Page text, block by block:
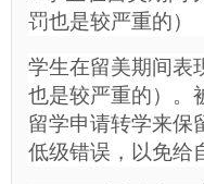
罚也是较严重的）
学生在留美期间表
也是较严重的）。
留学申请转学来保
低级错误，以免给